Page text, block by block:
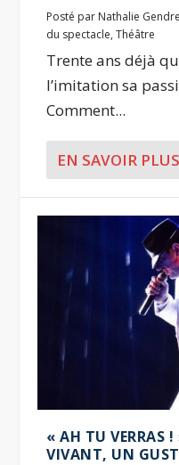
Posté par Nathalie
du spectacle,Théâtre
Trente ans déjà
l’imitation sa
Comment...
EN SAVOIR PLUS
« AH TU VERRAS
VIVANT, UN